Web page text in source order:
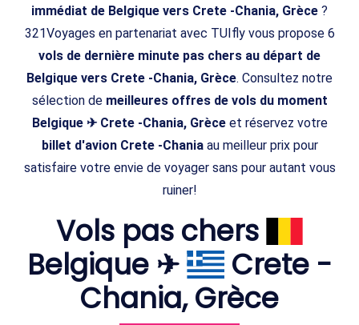
immédiat de Belgique vers Crete -Chania, Grèce ?
321Voyages en partenariat avec TUIfly vous propose 6
vols de dernière minute pas chers au départ de
Belgique vers Crete -Chania, Grèce. Consultez notre
sélection de meilleures offres de vols du moment
Belgique ✈ Crete -Chania, Grèceet réservez votre
billet d'avion Crete -Chaniaau meilleur prix pour
satisfaire votre envie de voyager sans pour autant vous
ruiner!
Vols pas chers
Belgique ✈
Crete -
Chania, Grèce